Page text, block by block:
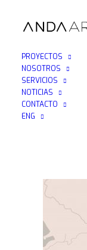
PROYECTOS
NOSOTROS
SERVICIOS
NOTICIAS
CONTACTO
ENG
Home